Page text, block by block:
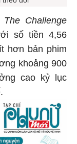
Challenge
số tiền 4,56
hơn bản phim
khoảng 900
cao kỷ lục